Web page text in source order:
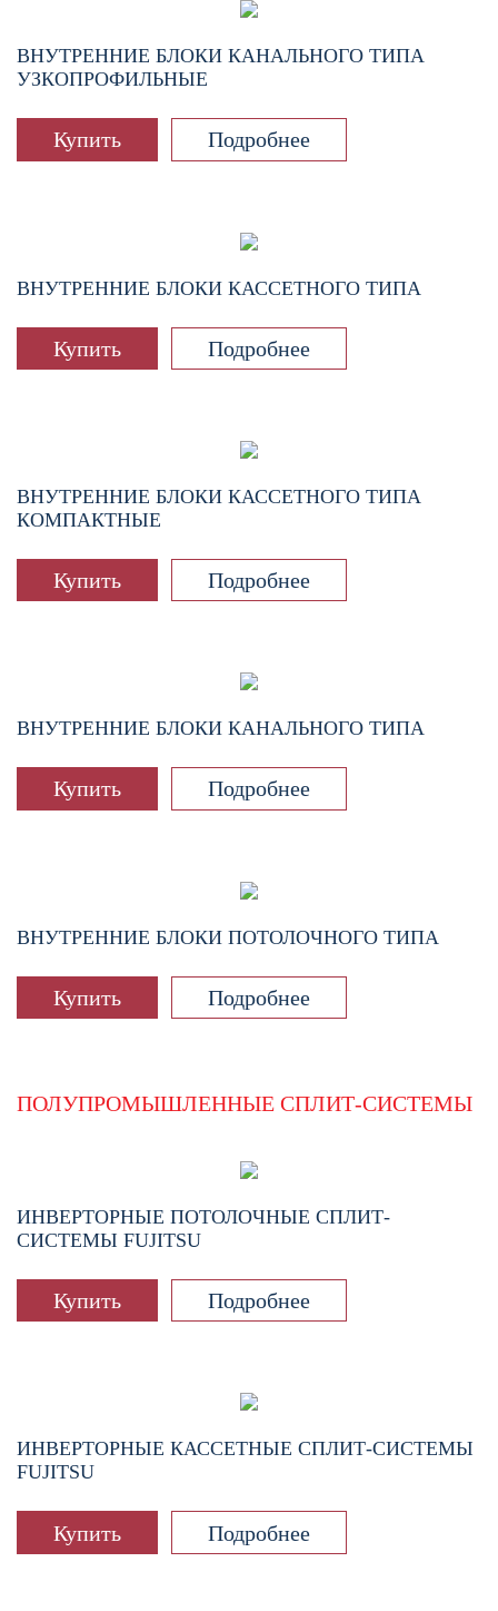
ВНУТРЕННИЕ БЛОКИ КАНАЛЬНОГО ТИПА
УЗКОПРОФИЛЬНЫЕ
Купить Подробнее
ВНУТРЕННИЕ БЛОКИ КАССЕТНОГО ТИПА
Купить Подробнее
ВНУТРЕННИЕ БЛОКИ КАССЕТНОГО ТИПА
КОМПАКТНЫЕ
Купить Подробнее
ВНУТРЕННИЕ БЛОКИ КАНАЛЬНОГО ТИПА
Купить Подробнее
ВНУТРЕННИЕ БЛОКИ ПОТОЛОЧНОГО ТИПА
Купить Подробнее
ПОЛУПРОМЫШЛЕННЫЕ СПЛИТ-СИСТЕМЫ
ИНВЕРТОРНЫЕ ПОТОЛОЧНЫЕ СПЛИТ-
СИСТЕМЫ FUJITSU
Купить Подробнее
ИНВЕРТОРНЫЕ КАССЕТНЫЕ СПЛИТ-СИСТЕМЫ
FUJITSU
Купить Подробнее